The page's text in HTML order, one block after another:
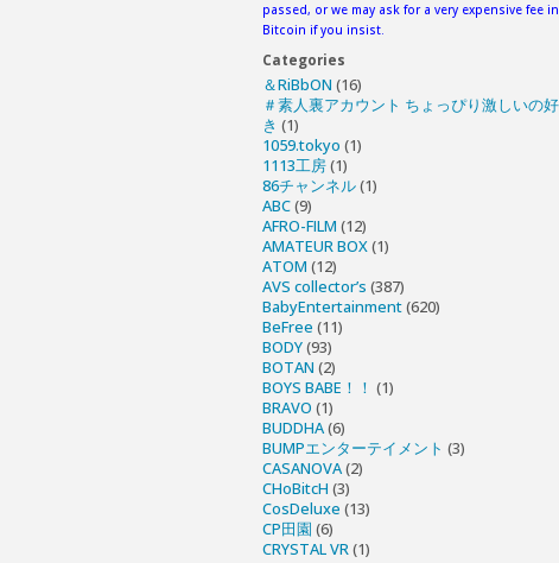
passed, or we may ask for a very expensive fee in
Bitcoin if you insist.
Categories
＆RiBbON (16)
＃素人裏アカウント ちょっぴり激しいの好
き (1)
1059.tokyo (1)
1113工房(1)
86チャンネル(1)
ABC(9)
AFRO-FILM (12)
AMATEUR BOX(1)
ATOM (12)
AVS collector’s (387)
BabyEntertainment(620)
BeFree (11)
BODY(93)
BOTAN (2)
BOYS BABE！！ (1)
BRAVO (1)
BUDDHA(6)
BUMPエンターテイメント (3)
CASANOVA(2)
CHoBitcH (3)
CosDeluxe (13)
CP田園 (6)
CRYSTAL VR(1)